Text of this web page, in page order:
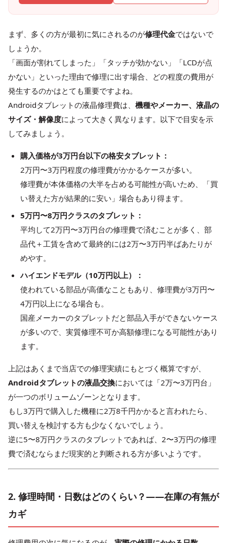
まず、多くの方が最初に気にされるのが修理代金ではないで
しょうか。
「画面が割れてしまった」「タッチが効かない」「LCDが点
かない」といった理由で修理に出す場合、どの程度の費用が
発生するのかはとても重要ですよね。
Androidタブレットの液晶修理費は、 機種やメーカー、液晶の
サイズ・解像度によって大きく異なります。以下で目安を示
してみましょう。
購入価格が3万円台以下の格安タブレット：
2万円〜3万円程度の修理費がかかるケースが多い。
修理費が本体価格の大半を占める可能性が高いため、「買
い替えた方が結果的に安い」場合もあり得ます。
5万円〜8万円クラスのタブレット：
平均して2万円〜3万円台の修理費で済むことが多く、部
品代＋工賃を含めて最終的には2万〜3万円半ばあたりが
めやす。
ハイエンドモデル（10万円以上）：
使われている部品が高価なこともあり、修理費が3万円〜
4万円以上になる場合も。
国産メーカーのタブレットだと部品入手ができないケース
が多いので、実質修理不可か高額修理になる可能性があり
ます。
上記はあくまで当店での修理実績にもとづく概算ですが、
Androidタブレットの液晶交換においては「2万〜3万円台」
が一つのボリュームゾーンとなります。
もし3万円で購入した機種に2万8千円かかると言われたら、
買い替えを検討する方も少なくないでしょう。
逆に5〜8万円クラスのタブレットであれば、2〜3万円の修理
費で済むならまだ現実的と判断される方が多いようです。
2. 修理時間・日数はどのくらい？——在庫の有無が
カギ